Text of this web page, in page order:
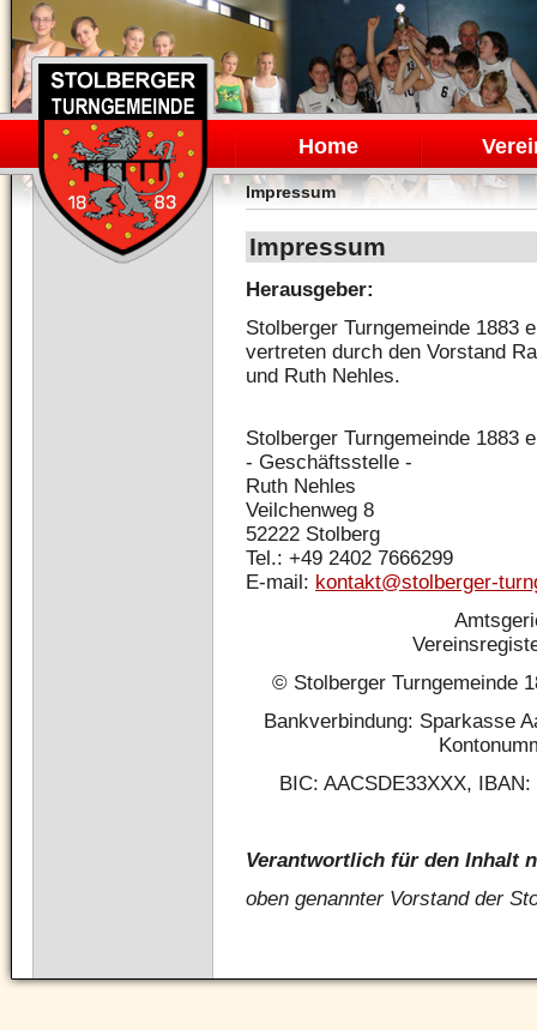
Navigation
überspringen
Home
Impressum
Impressum
Herausgeber:
Stolberger Turngemeinde 1883
vertreten durch den Vorstand
und Ruth Nehles.
Stolberger Turngemeinde 1883
- Geschäftsstelle -
Ruth Nehles
Veilchenweg 8
52222 Stolberg
Tel.: +49 2402 7666299
E-mail: kontakt@stolberger-
© Stolberger Turngemeinde
Bankverbindung: Sparkasse
BIC: AACSDE33XXX,
Verantwortlich für den Inhalt
oben genannter Vorstand der
Navigation